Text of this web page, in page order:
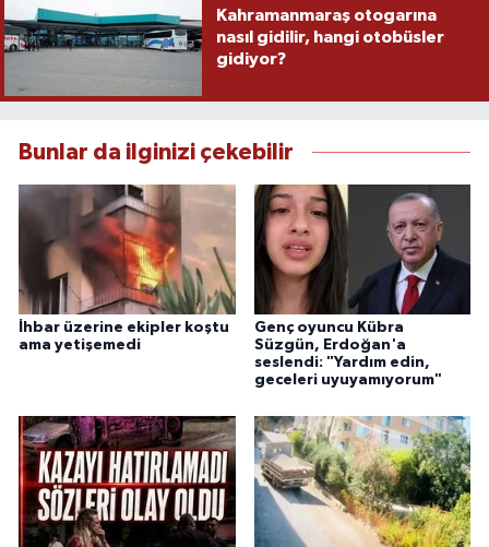
Kahramanmaraş otogarına
nasıl gidilir, hangi otobüsler
gidiyor?
Bunlar da ilginizi çekebilir
İhbar üzerine ekipler koştu
ama yetişemedi
Genç oyuncu Kübra
Süzgün, Erdoğan'a
seslendi: "Yardım edin,
geceleri uyuyamıyorum"